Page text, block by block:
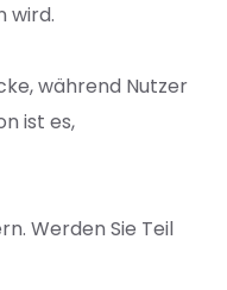
wird.
während Nutzer
ist es,
Werden Sie Teil